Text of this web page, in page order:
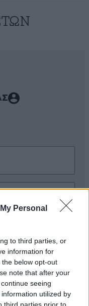
Personal
to third parties, or
information for
below opt-out
note that after your
seeing
utilized by
third parties prior to
σχολιασμού
ΠΡΟΣΘΗΚΗ